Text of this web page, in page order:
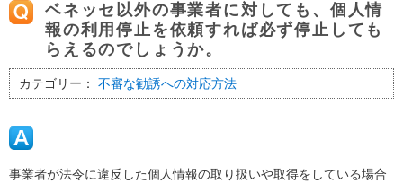
ベネッセ以外の事業者に対しても、個人情
報の利用停止を依頼すれば必ず停止しても
らえるのでしょうか。
カテゴリー： 不審な勧誘への対応方法
事業者が法令に違反した個人情報の取り扱いや取得をしている場合